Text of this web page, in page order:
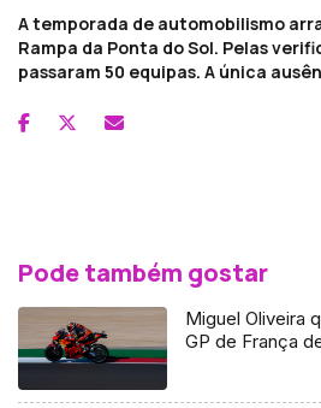
A temporada de automobilismo
Rampa da Ponta do Sol. Pelas
passaram 50 equipas. A única
Pode também gostar
Miguel Oliveira
GP de França